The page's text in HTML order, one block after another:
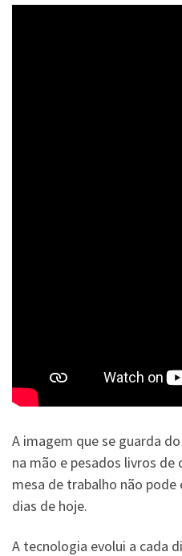
A imagem que se guarda
na mão e pesados livros
mesa de trabalho não
dias de hoje.
A tecnologia evolui a cada